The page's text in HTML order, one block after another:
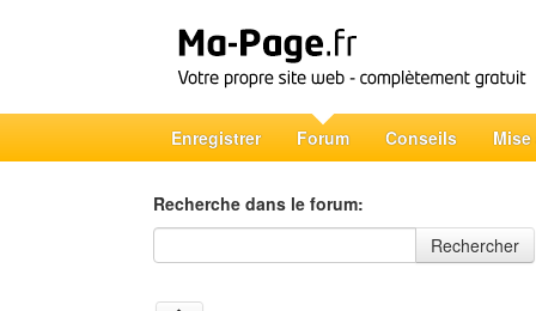
Enregistrer Forum Conseils Mise
Recherche dans le forum:
Recherche dans le forum
Rechercher